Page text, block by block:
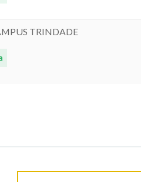
TRINDADE